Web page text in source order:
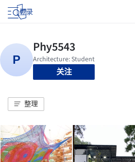
登录
关注
整理